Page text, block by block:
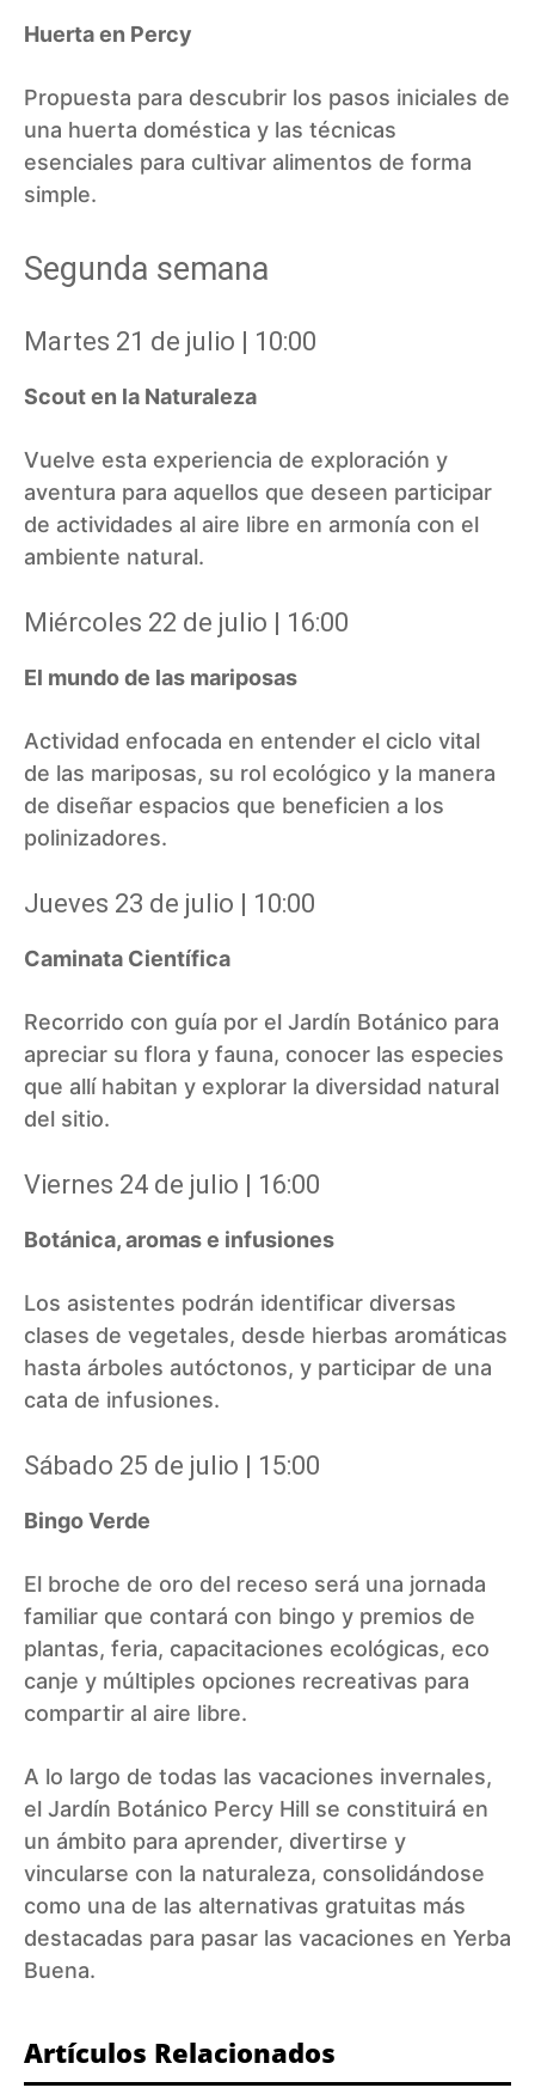
Huerta en Percy
Propuesta para descubrir los pasos iniciales de
una huerta doméstica y las técnicas
esenciales para cultivar alimentos de forma
simple.
Segunda semana
Martes 21 de julio | 10:00
Scout en la Naturaleza
Vuelve esta experiencia de exploración y
aventura para aquellos que deseen participar
de actividades al aire libre en armonía con el
ambiente natural.
Miércoles 22 de julio | 16:00
El mundo de las mariposas
Actividad enfocada en entender el ciclo vital
de las mariposas, su rol ecológico y la manera
de diseñar espacios que beneficien a los
polinizadores.
Jueves 23 de julio | 10:00
Caminata Científica
Recorrido con guía por el Jardín Botánico para
apreciar su flora y fauna, conocer las especies
que allí habitan y explorar la diversidad natural
del sitio.
Viernes 24 de julio | 16:00
Botánica, aromas e infusiones
Los asistentes podrán identificar diversas
clases de vegetales, desde hierbas aromáticas
hasta árboles autóctonos, y participar de una
cata de infusiones.
Sábado 25 de julio | 15:00
Bingo Verde
El broche de oro del receso será una jornada
familiar que contará con bingo y premios de
plantas, feria, capacitaciones ecológicas, eco
canje y múltiples opciones recreativas para
compartir al aire libre.
A lo largo de todas las vacaciones invernales,
el Jardín Botánico Percy Hill se constituirá en
un ámbito para aprender, divertirse y
vincularse con la naturaleza, consolidándose
como una de las alternativas gratuitas más
destacadas para pasar las vacaciones en Yerba
Buena.
Artículos Relacionados